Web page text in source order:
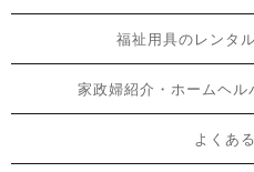
福祉用具のレンタ
家政婦紹介・ホームヘ
よくあ